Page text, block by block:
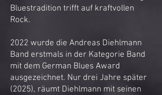
Bluestradition trifft auf kraftvollen
Rock.
2022 wurde die Andreas Diehlmann
Band erstmals in der Kategorie Band
mit dem German Blues Award
ausgezeichnet. Nur drei Jahre später
(2025), räumt Diehlmann mit seinen